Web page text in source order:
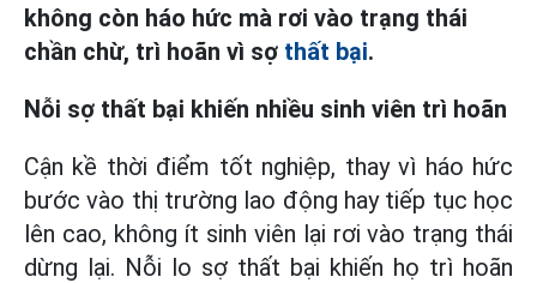
không còn háo hức mà rơi vào trạng thái
chần chừ, trì hoãn vì sợ thất bại.
Nỗi sợ thất bại khiến nhiều sinh viên trì hoãn
Cận kề thời điểm tốt nghiệp, thay vì háo hức
bước vào thị trường lao động hay tiếp tục học
lên cao, không ít sinh viên lại rơi vào trạng thái
dừng lại. Nỗi lo sợ thất bại khiến họ trì hoãn